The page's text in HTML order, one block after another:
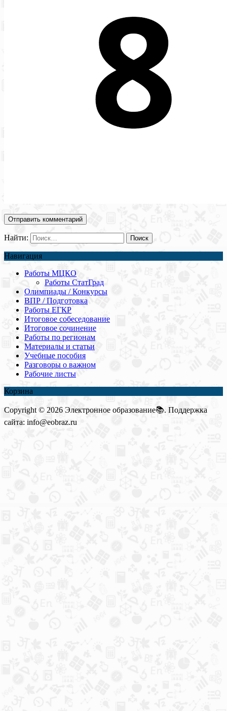
Найти:
Навигация
Работы МЦКО
Работы СтатГрад
Олимпиады / Конкурсы
ВПР / Подготовка
Работы ЕГКР
Итоговое собеседование
Итоговое сочинение
Работы по регионам
Материалы и статьи
Учебные пособия
Разговоры о важном
Рабочие листы
Корзина
Copyright © 2026 Электронное образование📚. Поддержка
сайта: info@eobraz.ru